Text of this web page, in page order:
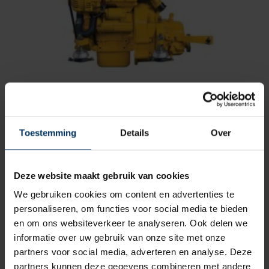
Toestemming Details Over
Deze website maakt gebruik van cookies
We gebruiken cookies om content en advertenties te
personaliseren, om functies voor social media te bieden
en om ons websiteverkeer te analyseren. Ook delen we
informatie over uw gebruik van onze site met onze
partners voor social media, adverteren en analyse. Deze
partners kunnen deze gegevens combineren met andere
Servicekit voor Vetus M2 motoren –
Merk: Vetus